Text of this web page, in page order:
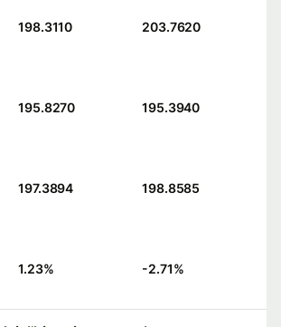
198.3110 203.7620
195.8270 195.3940
197.3894 198.8585
1.23% -2.71%